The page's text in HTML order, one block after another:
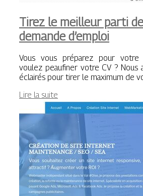
Tirez le meilleur parti
demande d’emploi
Vous vous préparez pour votre
voulez peaufiner votre CV ? Nous
éclairés pour tirer le maximum de
Lire la suite